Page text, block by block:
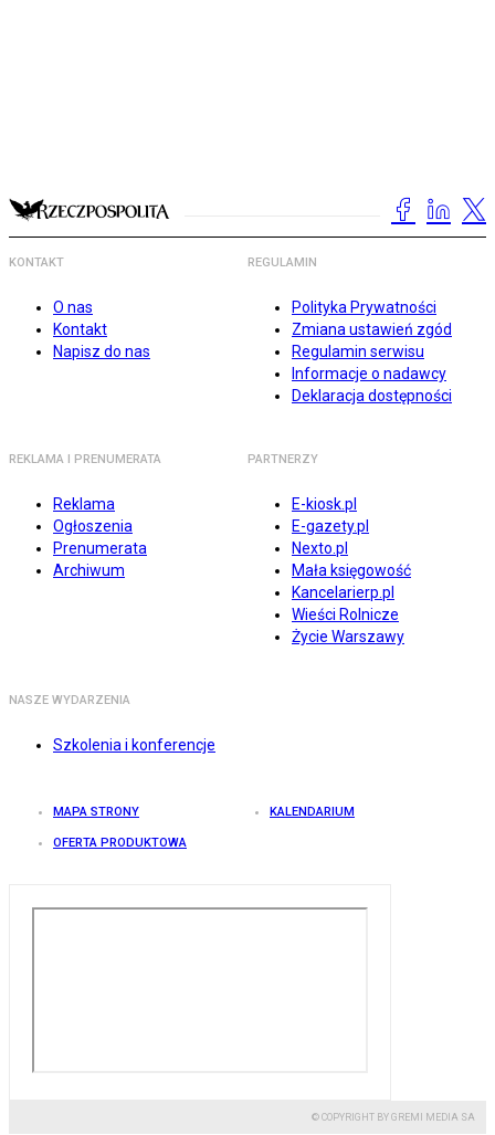
KONTAKT
O nas
Kontakt
Napisz do nas
REGULAMIN
Polityka Prywatności
Zmiana ustawień zgód
Regulamin serwisu
Informacje o nadawcy
Deklaracja dostępności
REKLAMA I PRENUMERATA
Reklama
Ogłoszenia
Prenumerata
Archiwum
PARTNERZY
E-kiosk.pl
E-gazety.pl
Nexto.pl
Mała księgowość
Kancelarierp.pl
Wieści Rolnicze
Życie Warszawy
NASZE WYDARZENIA
Szkolenia i konferencje
MAPA STRONY KALENDARIUM
OFERTA PRODUKTOWA
© COPYRIGHT BY GREMI MEDIA SA